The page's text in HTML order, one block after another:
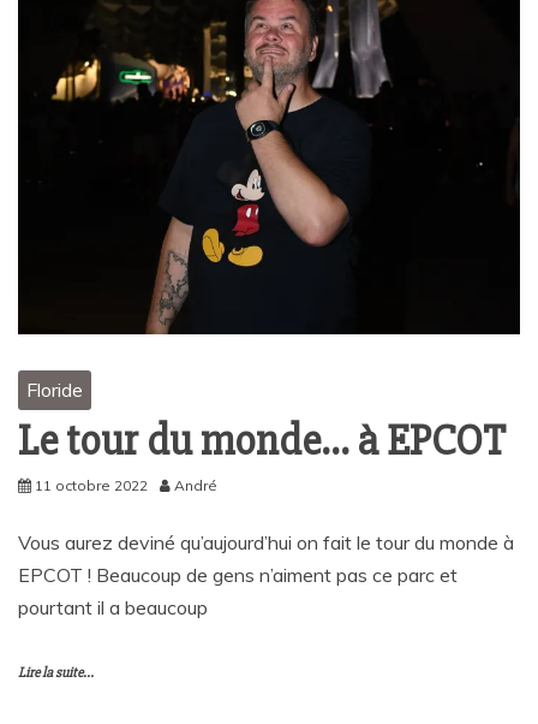
Floride
Le tour du monde… à EPCOT
11 octobre 2022 André
Vous aurez deviné qu’aujourd’hui on fait le tour du monde à
EPCOT ! Beaucoup de gens n’aiment pas ce parc et
pourtant il a beaucoup
Lire la suite...